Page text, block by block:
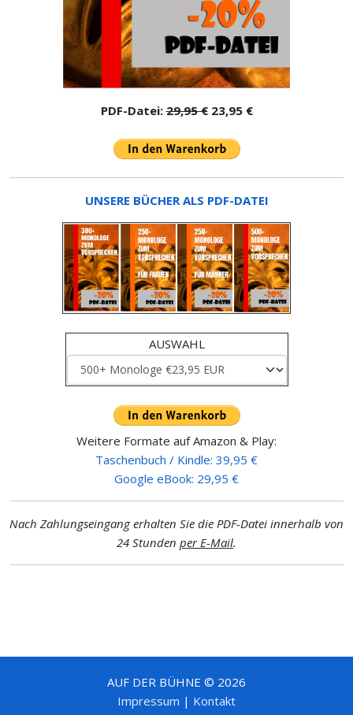
PDF-Datei:29,95 €23,95 €
UNSERE BÜCHER ALS PDF-DATEI
AUSWAHL
Weitere Formate auf Amazon & Play:
Taschenbuch / Kindle: 39,95 €
Google eBook: 29,95 €
Nach Zahlungseingang erhalten Sie die PDF-Datei innerhalb von
24 Stunden per E-Mail.
AUF DER BÜHNE © 2026
Impressum | Kontakt